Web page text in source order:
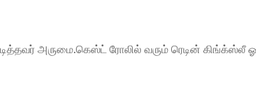
அருமை.கெஸ்ட் ரோலில் வரும் ரெடின் கிங்க்ஸ்லீ